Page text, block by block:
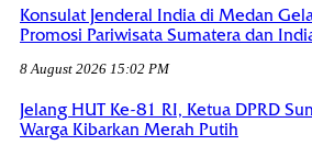
Konsulat Jenderal India di Medan
Promosi Pariwisata Sumatera dan
8 August 2026 15:02 PM
Jelang HUT Ke-81 RI, Ketua DPRD
Warga Kibarkan Merah Putih